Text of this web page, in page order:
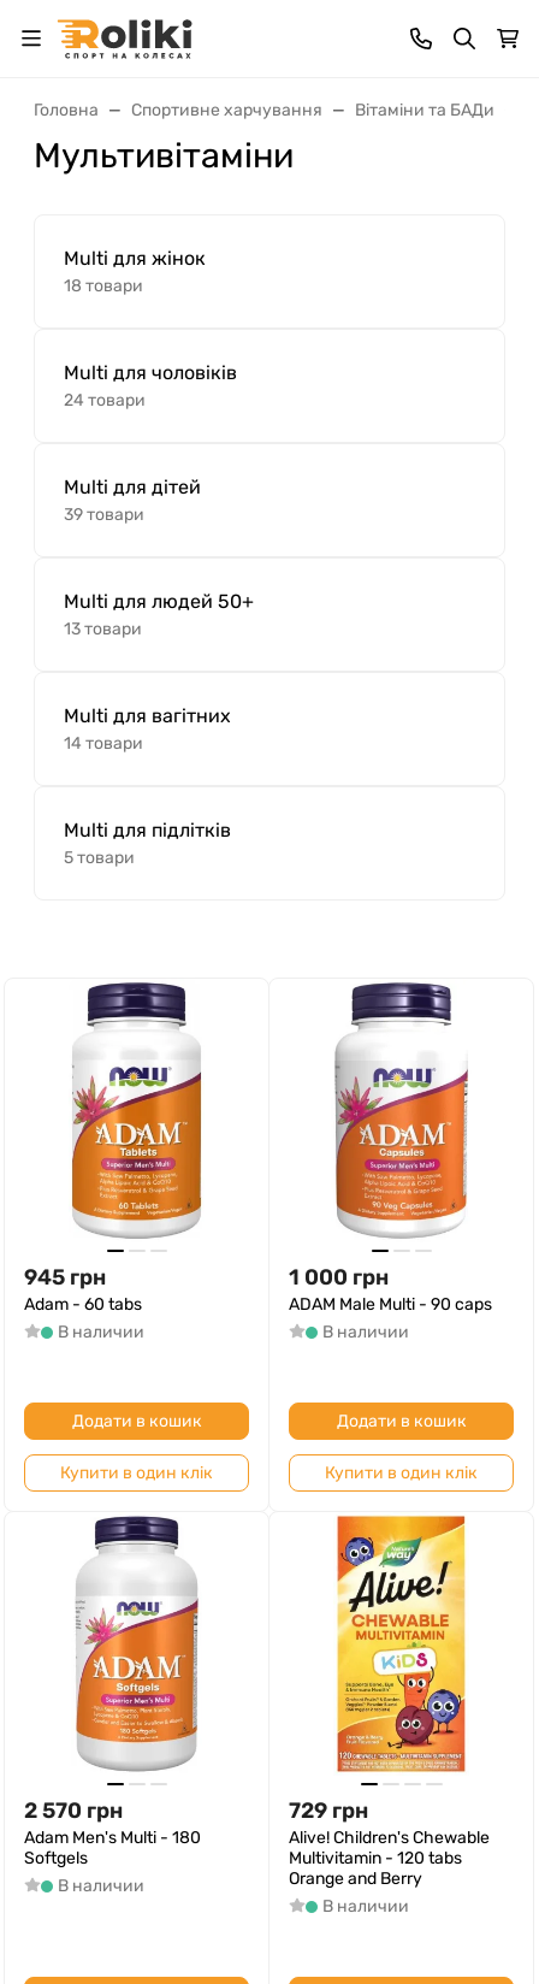
Головна Спортивне харчування Вітаміни та БАДи
Мультивітаміни
Multi для жінок
18 товари
Multi для чоловіків
24 товари
Multi для дітей
39 товари
Multi для людей 50+
13 товари
Multi для вагітних
14 товари
Multi для підлітків
5 товари
945 грн
Adam - 60 tabs
В наличии
Додати в кошик
Купити в один клік
1 000 грн
ADAM Male Multi - 90 caps
В наличии
Додати в кошик
Купити в один клік
2 570 грн
Adam Men's Multi - 180
Softgels
В наличии
729 грн
Alive! Children's Chewable
Multivitamin - 120 tabs
Orange and Berry
В наличии